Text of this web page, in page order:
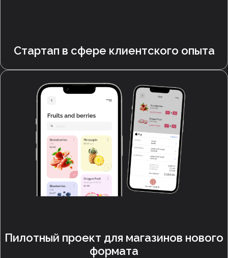
Стартап в сфере клиентского опыта
Пилотный проект для магазинов нового
формата